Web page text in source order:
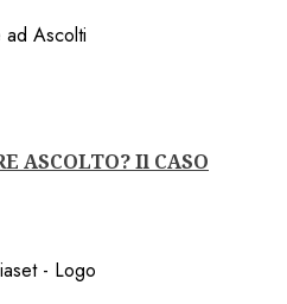
ASCOLTO? Il CASO